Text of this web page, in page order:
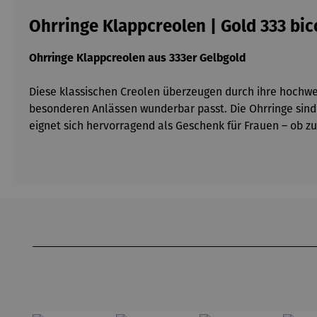
Ohrringe Klappcreolen | Gold 333
Ohrringe Klappcreolen aus 333er Gelbgold
Diese klassischen Creolen überzeugen durch ihre
besonderen Anlässen wunderbar passt. Die Ohrringe
eignet sich hervorragend als Geschenk für Frauen – ob